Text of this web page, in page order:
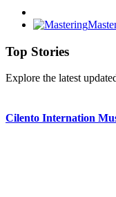
Top Stories
Explore the latest
Cilento Internation